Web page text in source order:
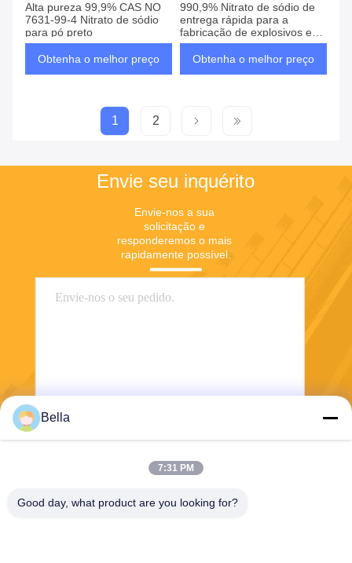
Alta pureza 99,9% CAS NO
7631-99-4 Nitrato de sódio
para pó preto
Obtenha o melhor preço
990,9% Nitrato de sódio de
entrega rápida para a
fabricação de explosivos e
fogos de artifício
Obtenha o melhor preço
1 2
Envie seu inquérito
Envie-nos a sua
solicitação e
responderemos o mais
rapidamente possível.
Enviar
Bella
7:31 PM
Good day, what product are you looking for?